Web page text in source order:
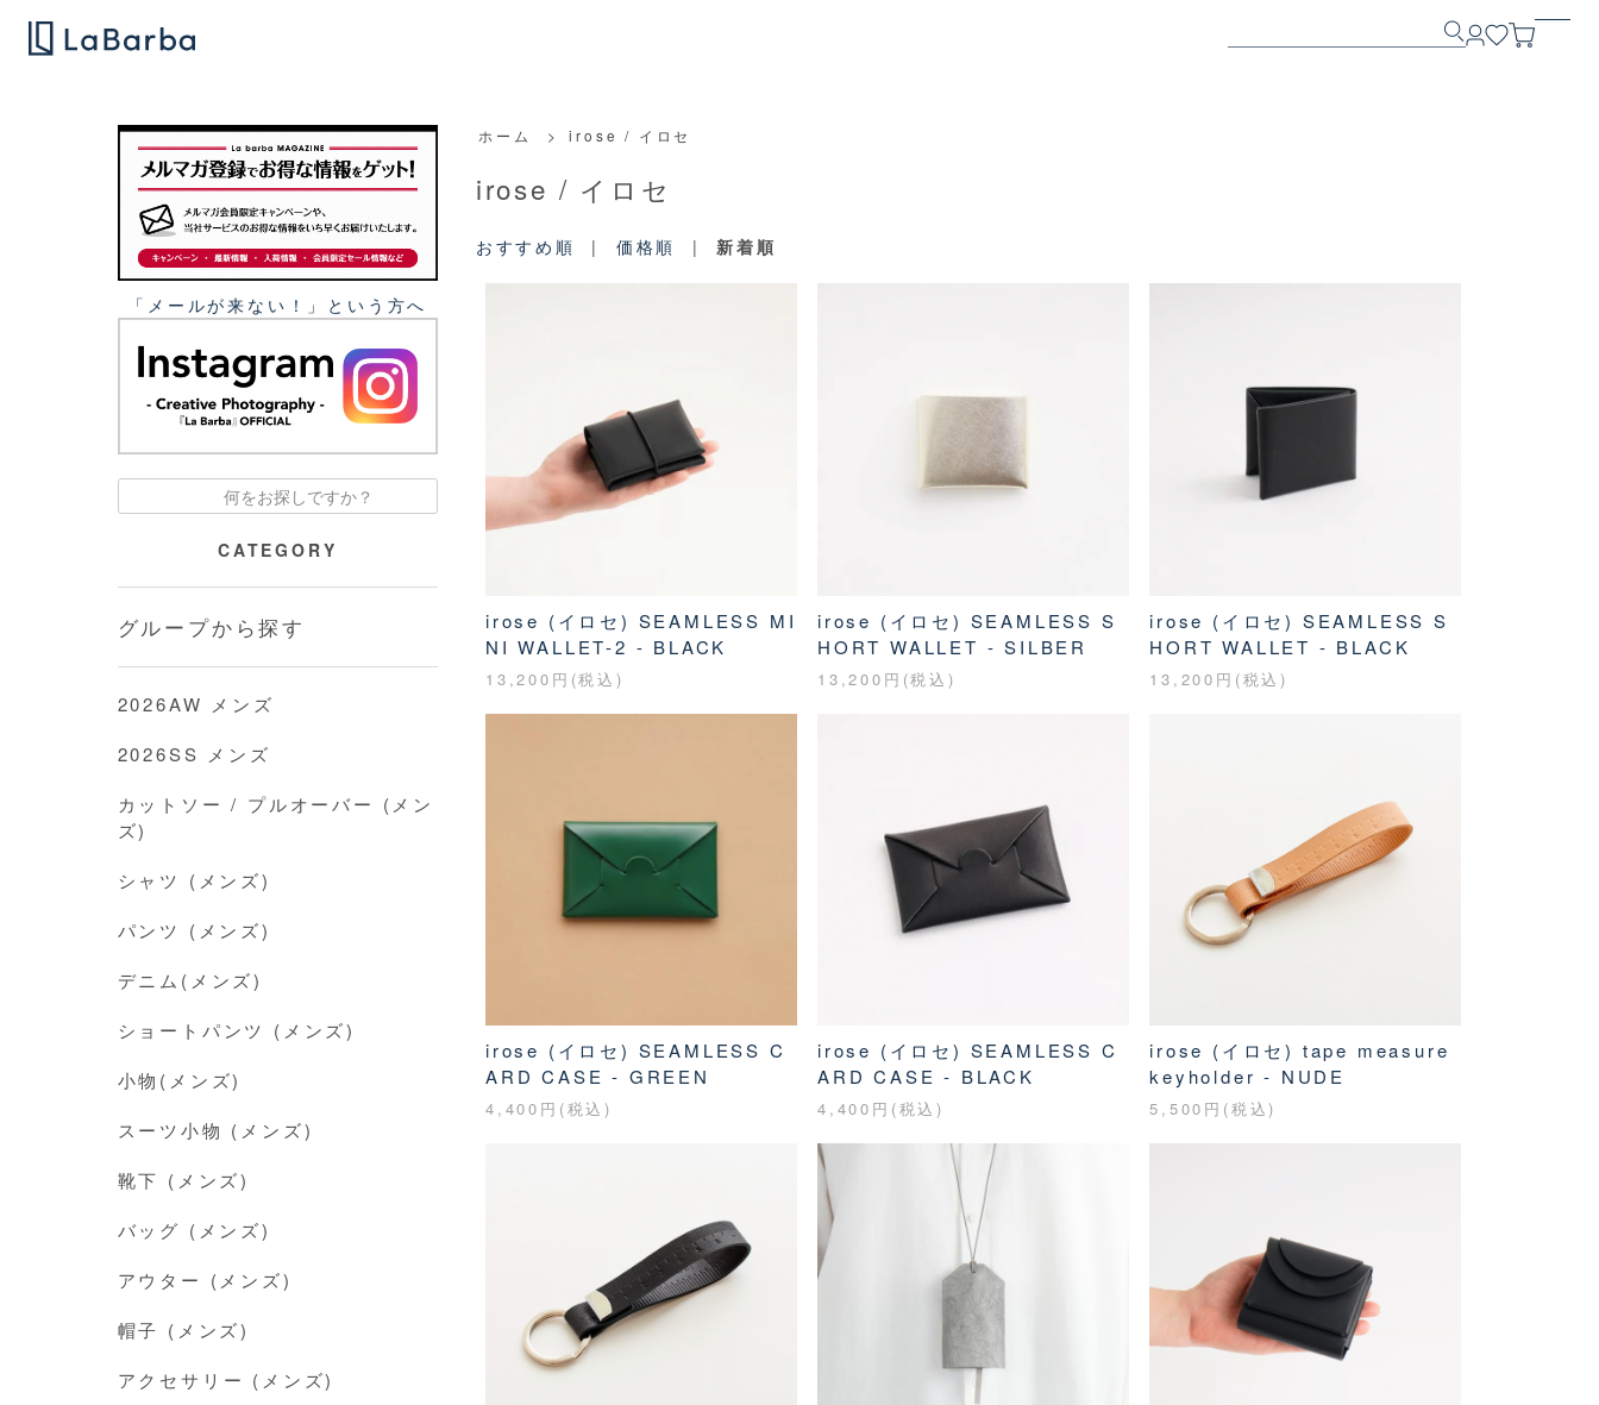
ホーム > irose / イロセ
irose / イロセ
おすすめ順 | 価格順 |新着順
irose (イロセ) SEAMLESS MI
NI WALLET-2 - BLACK
13,200円(税込)
irose (イロセ) SEAMLESS S
HORT WALLET - SILBER
13,200円(税込)
irose (イロセ) SEAMLESS S
HORT WALLET - BLACK
13,200円(税込)
irose (イロセ) SEAMLESS C
ARD CASE - GREEN
4,400円(税込)
irose (イロセ) SEAMLESS C
ARD CASE - BLACK
4,400円(税込)
irose (イロセ) tape measure
keyholder - NUDE
5,500円(税込)
「メールが来ない！」という⽅へ
CATEGORY
グループから探す
2026AW メンズ
2026SS メンズ
カットソー / プルオーバー (メン
ズ)
シャツ (メンズ)
パンツ (メンズ)
デニム(メンズ)
ショートパンツ (メンズ)
小物(メンズ)
スーツ小物 (メンズ)
靴下 (メンズ)
バッグ (メンズ)
アウター (メンズ)
帽子 (メンズ)
アクセサリー (メンズ)